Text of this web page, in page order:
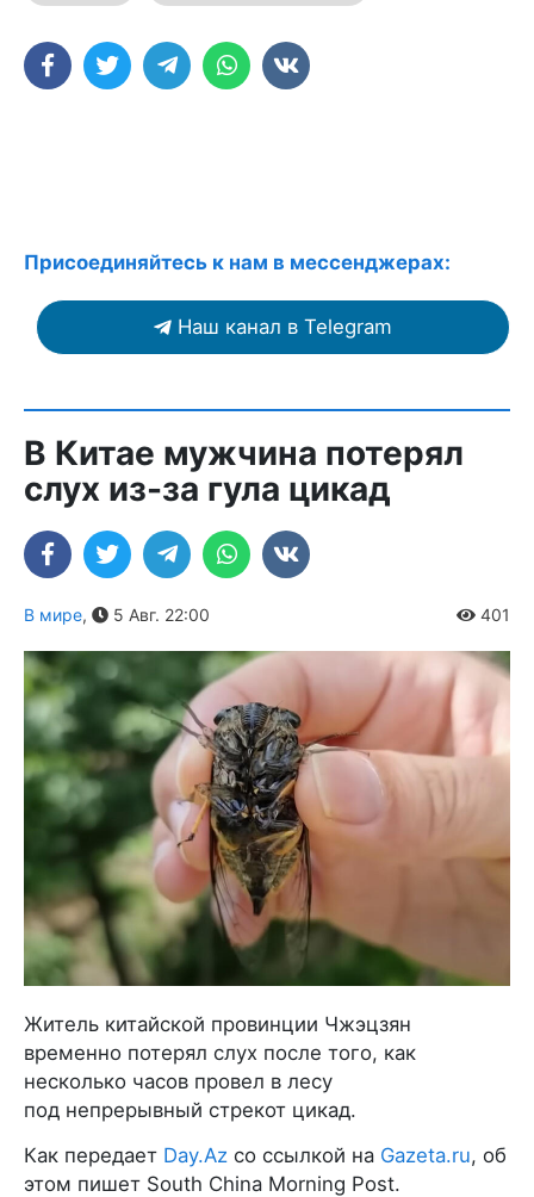
Присоединяйтесь к нам в мессенджерах:
Наш канал в Telegram
В Китае мужчина потерял
слух из-за гула цикад
В мире, 5 Авг. 22:00 401
Житель китайской провинции Чжэцзян
временно потерял слух после того, как
несколько часов провел в лесу
под непрерывный стрекот цикад.
Как передает Day.Az со ссылкой на Gazeta.ru, об
этом пишет South China Morning Post.